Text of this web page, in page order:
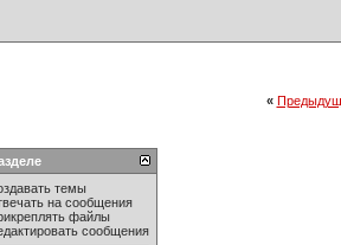
«
темы
на сообщения
файлы
сообщения